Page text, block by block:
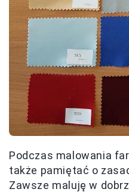
Podczas malowania
także pamiętać o
Zawsze maluję w